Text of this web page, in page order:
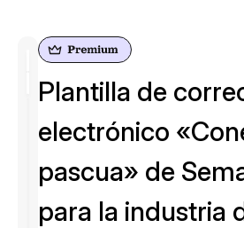
Plantilla de
electrónico
pascua» de
para la industria